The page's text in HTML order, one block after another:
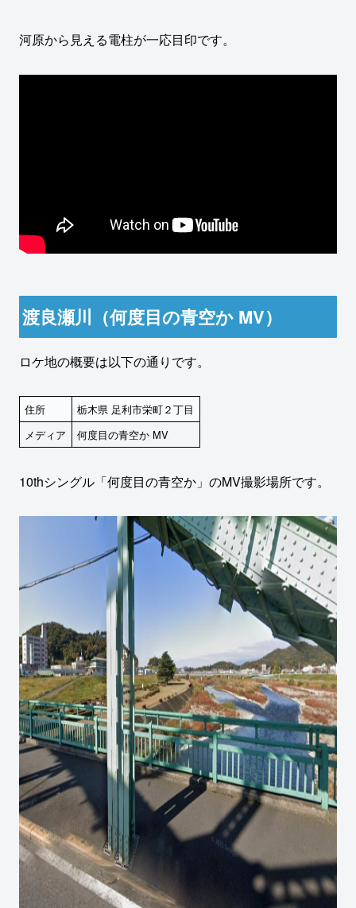
河原から見える電柱が一応目印です。
渡良瀬川（何度目の青空か MV）
ロケ地の概要は以下の通りです。
住所
栃木県 足利市栄町２丁目
メディア
何度目の青空か MV
10thシングル「何度目の青空か」のMV撮影場所です。